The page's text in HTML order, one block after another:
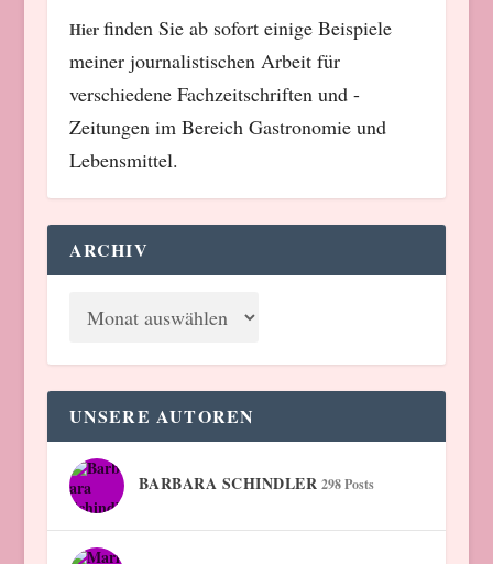
Hierfinden Sie ab sofort einige Beispiele
meiner journalistischen Arbeit für
verschiedene Fachzeitschriften und -
Zeitungen im Bereich Gastronomie und
Lebensmittel.
ARCHIV
UNSERE AUTOREN
BARBARA SCHINDLER 298 Posts